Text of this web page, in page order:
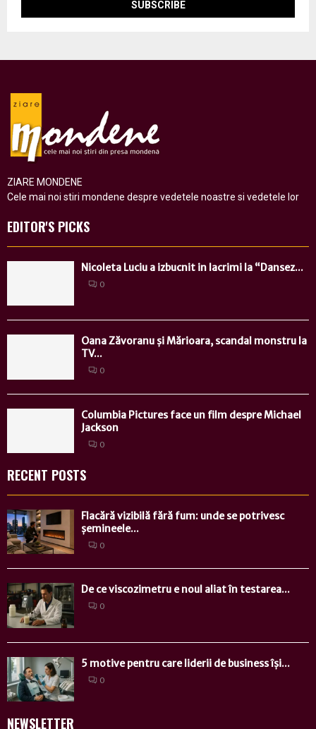
ZIARE MONDENE
Cele mai noi stiri mondene despre vedetele noastre si vedetele lor
EDITOR'S PICKS
Nicoleta Luciu a izbucnit in lacrimi la “Dansez...
0
Oana Zăvoranu și Mărioara, scandal monstru la
TV...
0
Columbia Pictures face un film despre Michael
Jackson
0
RECENT POSTS
Flacără vizibilă fără fum: unde se potrivesc
șemineele...
0
De ce viscozimetru e noul aliat în testarea...
0
5 motive pentru care liderii de business își...
0
NEWSLETTER